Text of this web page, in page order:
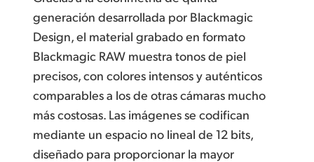
generación desarrollada por Blackmagic
Design, el material grabado en formato
Blackmagic RAW muestra tonos de piel
precisos, con colores intensos y auténticos
comparables a los de otras cámaras mucho
más costosas. Las imágenes se codifican
mediante un espacio no lineal de 12 bits,
diseñado para proporcionar la mayor